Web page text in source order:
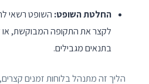
החלטת השופט: השופט רשאי
לקצר את התקופה המבוקשת, או
בתנאים מגבילים.